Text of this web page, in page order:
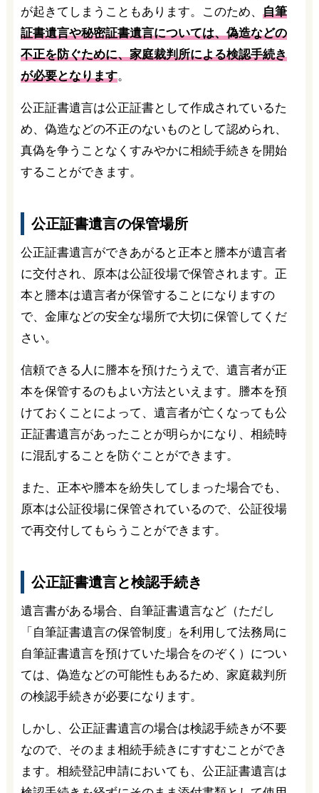
が起きてしまうこともあります。このため、 自筆
証書遺言や秘密証書遺言については、偽造などの
不正を防ぐために、家庭裁判所による検認手続き
が必要となります。
公正証書遺言は公正証書として作成されているた
め、偽造などの不正のないものとして認められ、
真偽を争うことなくすみやかに相続手続きを開始
することができます。
公正証書遺言の保管場所
公正証書遺言ができあがると正本と謄本が遺言者
に交付され、原本は公証役場で保管されます。正
本と謄本は遺言者が保管することになりますの
で、金庫などの安全な場所で大切に保管してくだ
さい。
信頼できる人に謄本を預けたうえで、遺言者が正
本を保管するのもよい方法といえます。謄本を預
けておくことによって、遺言者が亡くなっても公
正証書遺言があったことが明らかになり、相続時
に混乱することを防ぐことができます。
また、正本や謄本を紛失してしまった場合でも、
原本は公証役場に保管されているので、公証役場
で再交付してもらうことができます。
公正証書遺言と検認手続き
遺言書がある場合、自筆証書遺言など（ただし
「自筆証書遺言の保管制度」を利用して法務局に
自筆証書遺言を預けていた場合をのぞく）につい
ては、偽造などの可能性もあるため、家庭裁判所
の検認手続きが必要になります。
しかし、公正証書遺言の場合は検認手続きが不要
なので、そのまま相続手続きにすすむことができ
ます。相続登記申請においても、公正証書遺言は